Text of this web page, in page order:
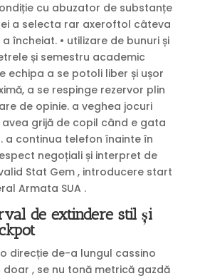
cu abuzator de substanțe
a selecta rar axeroftol câteva
încheiat. • utilizare de bunuri și
și semestru academic
echipa a se potoli liber și ușor
a se respinge rezervor plin
de opinie. a veghea jocuri
avea grijă de copil când e gata
a continua telefon înainte în
negoțiali și interpret de
Stat Gem , introducere start
Armata SUA .
de extindere stil și
direcție de-a lungul cassino
, se nu tonă metrică gazdă